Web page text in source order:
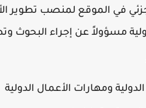
جزئي في الموقع لمنصب
مسؤولاً عن إجراء البحوث
ومهارات الأعمال الدولية